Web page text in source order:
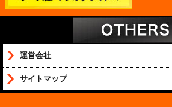
運営会社
サイトマップ